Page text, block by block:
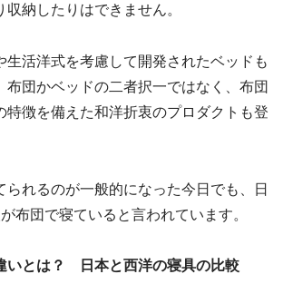
収納したりはできません。
生活洋式を考慮して開発されたベッドも
布団かベッドの二者択一ではなく、布団
特徴を備えた和洋折衷のプロダクトも登
られるのが一般的になった今日でも、日
布団で寝ていると言われています。
いとは？ 日本と西洋の寝具の比較